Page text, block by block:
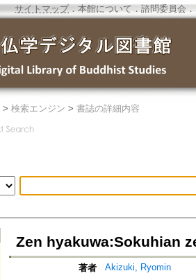
サイトマップ．本館について ． 諮問委員会 ．
> 検索エンジン > 書誌の詳細内容
Zen hyakuwa:Sokuhian
著者 Akizuki, Ryomin